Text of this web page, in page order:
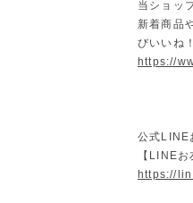
当ショッ
新着商品
びいいね
https://
公式LINE
【LINEお
https://